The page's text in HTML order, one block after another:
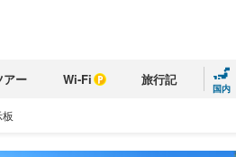
アー Wi-Fi 旅行記
国内